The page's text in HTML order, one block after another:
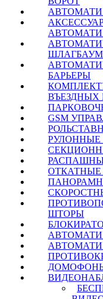
БАРЬЕРЫ
ВЪЕЗДНЫХ
GSM
РУЛОННЫЕ
ОТКАТНЫЕ
ШТОРЫ